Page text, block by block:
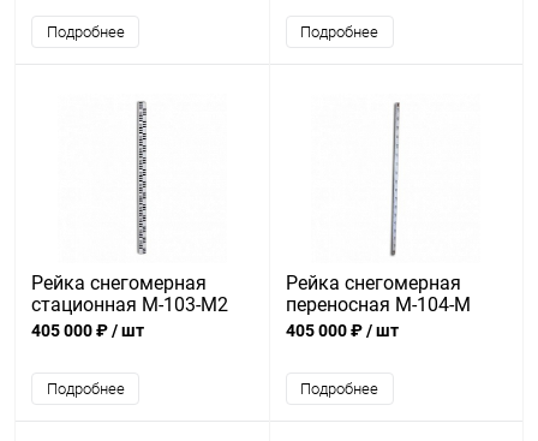
Подробнее Подробнее
Рейка снегомерная
стационная М-103-М2
405 000 ₽/ шт
Подробнее
Рейка снегомерная
переносная М-104-М
405 000 ₽/ шт
Подробнее